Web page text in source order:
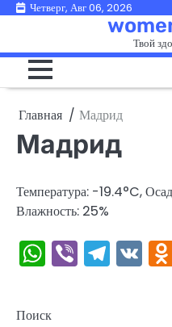
ПерейтиЧетверг, Авг 06, 2026
Твой
Главная Мадрид
Мадрид
Температура: -19.4°C,
Влажность: 25%
Viber
Поиск